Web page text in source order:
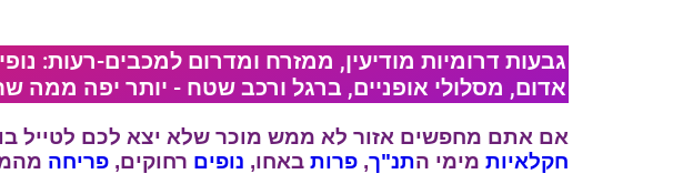
גבעות דרומיות מודיעין, ממזרח ומדרום למכבים-רעות:
אדום, מסלולי אופניים, ברגל ורכב שטח - יותר יפה ממה
אם אתם מחפשים אזור לא ממש מוכר שלא יצא לכם לטייל
חקלאיות מימי התנ"ך, פרות באחו, נופים רחוקים, פריחה